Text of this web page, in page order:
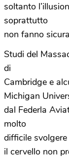
soltanto
soprattutto
non fanno
Studi del
di
Cambridge e
Michigan
dal Federla
molto
difficile
il cervello non